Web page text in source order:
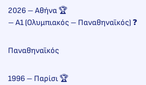
2026 – Αθήνα 🏆
– Α1 (Ολυμπιακός – Παναθηναϊκός) ❓
Παναθηναϊκός
1996 – Παρίσι 🏆